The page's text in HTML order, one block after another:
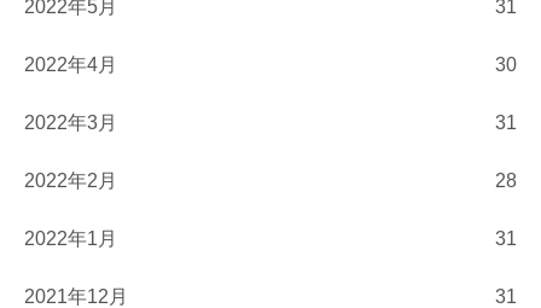
2022年5月 31
2022年4月 30
2022年3月 31
2022年2月 28
2022年1月 31
2021年12月 31